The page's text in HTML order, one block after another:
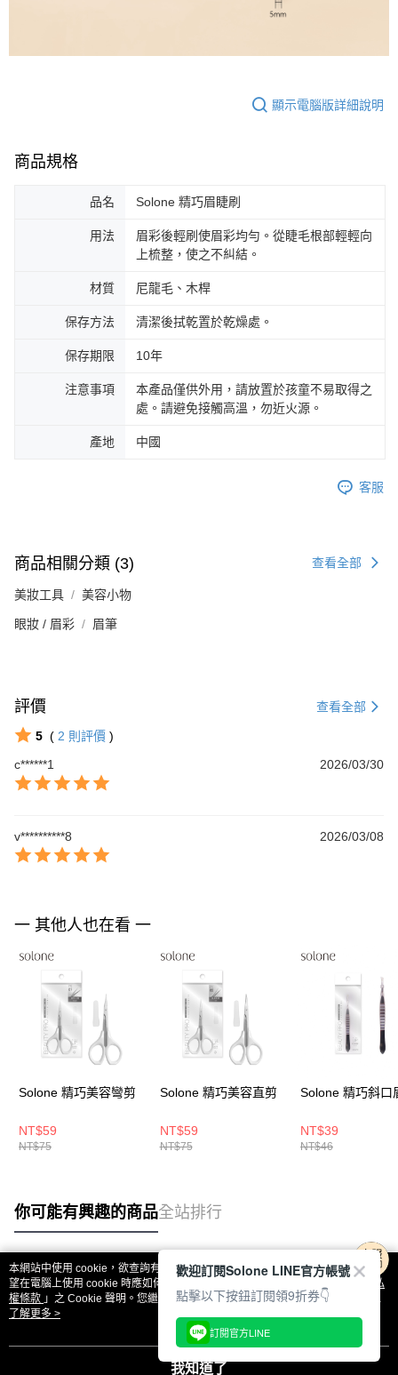
顯示電腦版詳細說明
商品規格
品名 Solone 精巧眉睫刷
用法
眉彩後輕刷使眉彩均勻。從睫毛根部輕輕向
上梳整，使之不糾結。
材質 尼龍毛、木桿
保存方法 清潔後拭乾置於乾燥處。
保存期限 10年
注意事項
本產品僅供外用，請放置於孩童不易取得之
處。請避免接觸高溫，勿近火源。
產地 中國
客服
商品相關分類 (3) 查看全部
美妝工具 美容小物
眼妝 / 眉彩 眉筆
評價 查看全部
5 ( 2 則評價 )
c******1
2026/03/30
v**********8 2026/03/08
一 其他人也在看 一
Solone 精巧美容彎剪
NT$59
NT$75
Solone 精巧美容直剪
NT$59
NT$75
Solone 精巧斜口
NT$39
NT$46
你可能有興趣的商品全站排行
熱門標籤
本網站中使用 cookie，欲查詢有關本網站使用 cookie 方式之詳情，及若您不希
望在電腦上使用 cookie 時應如何變更電腦的 cookie 設定，請參閱本網站「
隱私
權條款 」之 Cookie 聲明。您繼續使用本網站即表示您同意本公司得按本網站使
用條款之 Cookie 聲明使用 cookie。
了解更多 >
我知道了
歡迎訂閱Solone LINE官方帳號
點擊以下按鈕訂閱領9折券👇
訂閱官方LINE